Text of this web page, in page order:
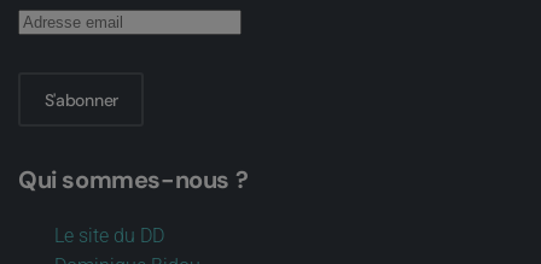
S'abonner
Qui sommes-nous ?
Le site du DD